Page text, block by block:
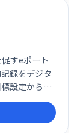
すeポート
録をデジタ
設定から振
ることで、
びを丁寧に
トします。